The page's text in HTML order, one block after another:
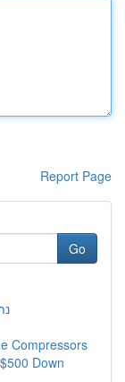
Report Page
Go
Compressors
Down